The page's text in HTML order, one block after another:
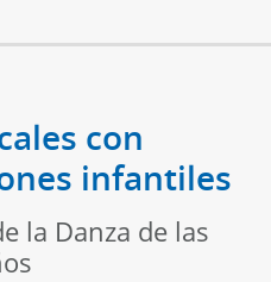
con
infantiles
la Danza de las